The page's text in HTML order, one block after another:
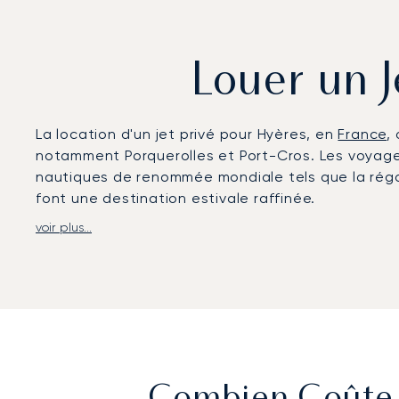
Louer un
La location d'un jet privé pour Hyères, enFrance,
notamment Porquerolles et Port-Cros. Les
nautiques de renommée mondiale tels que la
font une destination estivale raffinée.
LunaJets organise la location de jets privés
voir plus...